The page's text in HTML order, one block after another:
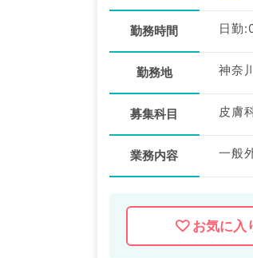
勤務時間 日勤
勤務地 神奈
募集科目 皮膚
業務内容 一般
お気に入